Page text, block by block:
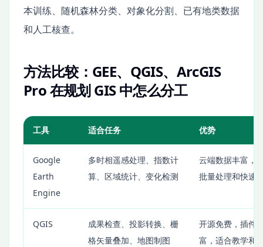
本训练、随机森林分类、对象化分割、已有地类数据
和人工核查。
方法比较：GEE、QGIS、ArcGIS
Pro 在规划 GIS 中怎么分工
工具 适合任务 优势
Google
Earth
Engine
多时相遥感处理、指数计
算、区域统计、变化检测
云端数据丰富，
批量处理和快速
QGIS
成果检查、投影转换、栅
格矢量叠加、地图制图
开源免费，插件
富，适合教学和